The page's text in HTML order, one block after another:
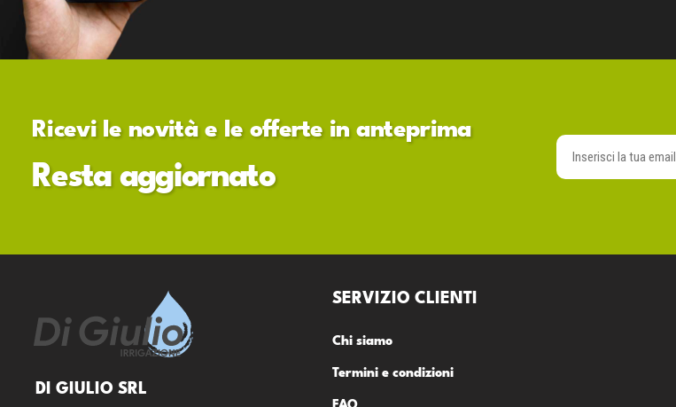
Ricevi le novità e le offerte in anteprima
Resta aggiornato
DI GIULIO SRL
SERVIZIO CLIENTI
Chi siamo
Termini e condizioni